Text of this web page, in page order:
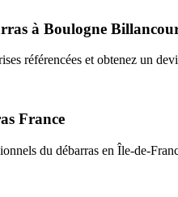
à Boulogne
référencées et obtenez un
France
du débarras en Île-de-